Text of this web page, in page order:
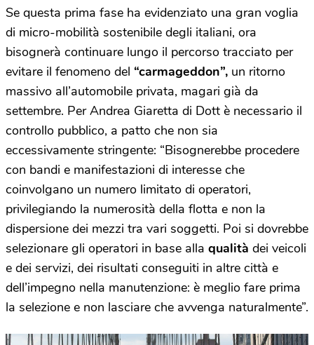
Se questa prima fase ha evidenziato una gran voglia
di micro-mobilità sostenibile degli italiani, ora
bisognerà continuare lungo il percorso tracciato per
evitare il fenomeno del “carmageddon”, un ritorno
massivo all’automobile privata, magari già da
settembre. Per Andrea Giaretta di Dott è necessario il
controllo pubblico, a patto che non sia
eccessivamente stringente: “Bisognerebbe procedere
con bandi e manifestazioni di interesse che
coinvolgano un numero limitato di operatori,
privilegiando la numerosità della flotta e non la
dispersione dei mezzi tra vari soggetti. Poi si dovrebbe
selezionare gli operatori in base alla qualità dei veicoli
e dei servizi, dei risultati conseguiti in altre città e
dell’impegno nella manutenzione: è meglio fare prima
la selezione e non lasciare che avvenga naturalmente”.